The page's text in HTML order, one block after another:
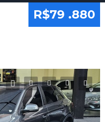
R$79 .880